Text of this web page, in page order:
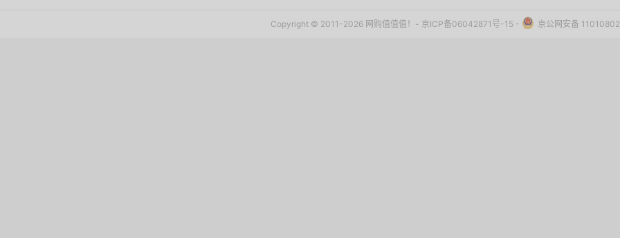
Copyright © 2011-2026 网购值值值！- 京ICP备06042871号-15 - 京公网安备